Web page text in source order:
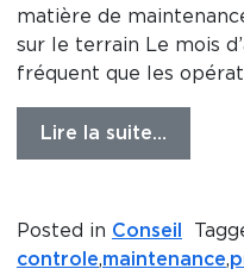
matière de
sur le terrain Le mois
fréquent que les
Lire la suite…
Posted in Conseil
controle,maintenance,